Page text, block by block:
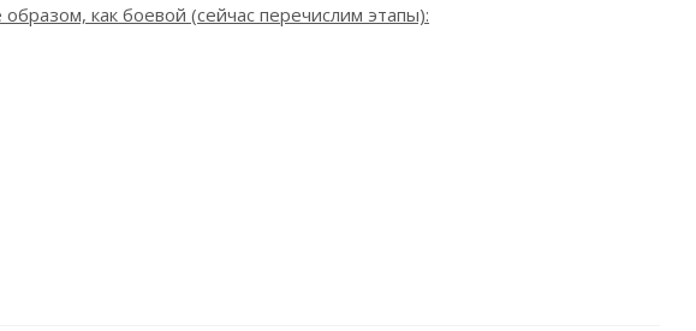
как боевой (сейчас перечислим этапы):